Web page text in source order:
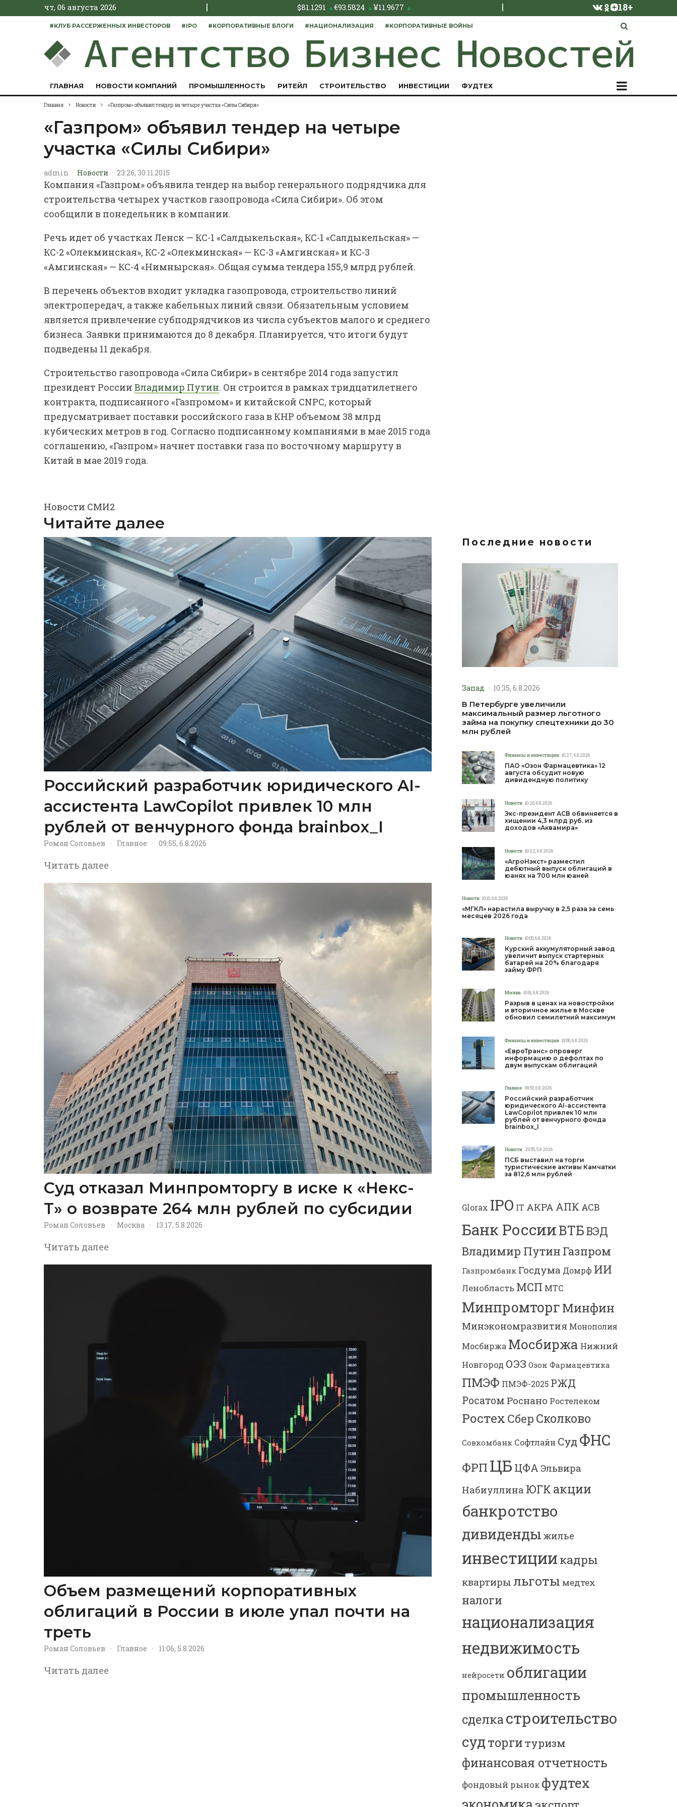
чт, 06 августа 2026 | $81.1291 ▲€93.5824 ▲¥11.9677 ▲ | 18+
#КЛУБ РАССЕРЖЕННЫХ ИНВЕСТОРОВ #IPO #КОРПОРАТИВНЫЕ БЛОГИ #НАЦИОНАЛИЗАЦИЯ #КОРПОРАТИВНЫЕ ВОЙНЫ
ГЛАВНАЯ НОВОСТИ КОМПАНИЙ ПРОМЫШЛЕННОСТЬ РИТЕЙЛ СТРОИТЕЛЬСТВО ИНВЕСТИЦИИ ФУДТЕХ
Главная Новости «Газпром» объявил тендер на четыре участка «Силы Сибири»
«Газпром» объявил тендер на четыре
участка «Силы Сибири»
admin · Новости · 23:26, 30.11.2015
Компания «Газпром» объявила тендер на выбор генерального подрядчика для
строительства четырех участков газопровода «Сила Сибири». Об этом
сообщили в понедельник в компании.
Речь идет об участках Ленск — КС-1 «Салдыкельская», КС-1 «Салдыкельская» —
КС-2 «Олекминская», КС-2 «Олекминская» — КС-3 «Амгинская» и КС-3
«Амгинская» — КС-4 «Нимнырская». Общая сумма тендера 155,9 млрд рублей.
В перечень объектов входит укладка газопровода, строительство линий
электропередач, а также кабельных линий связи. Обязательным условием
является привлечение субподрядчиков из числа субъектов малого и среднего
бизнеса. Заявки принимаются до 8 декабря. Планируется, что итоги будут
подведены 11 декабря.
Строительство газопровода «Сила Сибири» в сентябре 2014 года запустил
президент России Владимир Путин. Он строится в рамках тридцатилетнего
контракта, подписанного «Газпромом» и китайской CNPC, который
предусматривает поставки российского газа в КНР объемом 38 млрд
кубических метров в год. Согласно подписанному компаниями в мае 2015 года
соглашению, «Газпром» начнет поставки газа по восточному маршруту в
Китай в мае 2019 года.
Новости СМИ2
Читайте далее
Российский разработчик юридического AI-
ассистента LawCopilot привлек 10 млн
рублей от венчурного фонда brainbox_I
Роман Соловьев · Главное · 09:55, 6.8.2026
Читать далее
Суд отказал Минпромторгу в иске к «Некс-
Т» о возврате 264 млн рублей по субсидии
Роман Соловьев · Москва · 13:17, 5.8.2026
Читать далее
Объем размещений корпоративных
облигаций в России в июле упал почти на
треть
Роман Соловьев · Главное · 11:06, 5.8.2026
Читать далее
Последние новости
Запад · 10:35, 6.8.2026
В Петербурге увеличили
максимальный размер льготного
займа на покупку спецтехники до 30
млн рублей
Финансы и инвестиции 10:27, 6.8.2026
ПАО «Озон Фармацевтика» 12
августа обсудит новую
дивидендную политику
Новости 10:26, 6.8.2026
Экс-президент АСВ обвиняется в
хищении 4,3 млрд руб. из
доходов «Аквамира»
Новости 10:22, 6.8.2026
«АгроНэкст» разместил
дебютный выпуск облигаций в
юанях на 700 млн юаней
Новости 10:10, 6.8.2026
«МГКЛ» нарастила выручку в 2,5 раза за семь
месяцев 2026 года
Новости 10:05, 6.8.2026
Курский аккумуляторный завод
увеличит выпуск стартерных
батарей на 20% благодаря
займу ФРП
Москва 10:01, 6.8.2026
Разрыв в ценах на новостройки
и вторичное жилье в Москве
обновил семилетний максимум
Финансы и инвестиции 10:00, 6.8.2026
«ЕвроТранс» опроверг
информацию о дефолтах по
двум выпускам облигаций
Главное 09:55, 6.8.2026
Российский разработчик
юридического AI-ассистента
LawCopilot привлек 10 млн
рублей от венчурного фонда
brainbox_I
Новости 20:55, 5.8.2026
ПСБ выставил на торги
туристические активы Камчатки
за 812,6 млн рублей
Glorax IPO IT АКРА АПК АСВ
Банк РоссииВТБВЭД
Владимир Путин Газпром
Газпромбанк Госдума Домрф ИИ
Ленобласть МСП МТС
МинпромторгМинфин
Минэкономразвития Монополия
Мосбиржа Мосбиржа Нижний
Новгород ОЭЗ Озон Фармацевтика
ПМЭФ ПМЭФ-2025 РЖД
Росатом Роснано Ростелеком
Ростех Сбер Сколково
Совкомбанк Софтлайн Суд ФНС
ФРП ЦБ ЦФА Эльвира
Набиуллина ЮГК акции
банкротство
дивиденды жилье
инвестиции кадры
квартиры льготы медтех
налоги
национализация
недвижимость
нейросети облигации
промышленность
сделкастроительство
судторгитуризм
финансовая отчетность
фондовый рынок фудтех